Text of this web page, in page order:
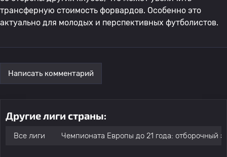
трансферную стоимость форвардов. Особенно это
актуально для молодых и перспективных футболистов.
Написать комментарий
Другие лиги страны:
Все лиги Чемпионата Европы до 21 года: отборочный